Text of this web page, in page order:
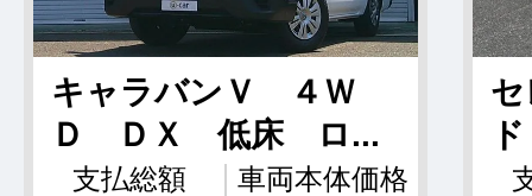
キャラバンＶ ４Ｗ
Ｄ ＤＸ 低床 ロ...
支払総額 車両本体価格